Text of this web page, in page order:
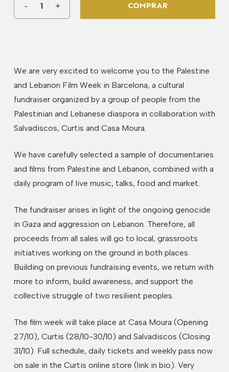
COMPRAR
We are very excited to welcome you to the Palestine
and Lebanon Film Week in Barcelona, a cultural
fundraiser organized by a group of people from the
Palestinian and Lebanese diaspora ​​in collaboration with
Salvadiscos, Curtis and Casa Moura.
We have carefully selected a sample of documentaries
and films from Palestine and Lebanon, combined with a
daily program of live music, talks, food and market.
The fundraiser arises in light of the ongoing genocide
in Gaza and aggression on Lebanon. Therefore, all
proceeds from all sales will go to local, grassroots
initiatives working on the ground in both places.
Building on previous fundraising events, we return with
more to inform, build awareness, and support the
collective struggle of two resilient peoples.
The film week will take place at Casa Moura (Opening
27/10), Curtis (28/10-30/10) and Salvadiscos (Closing
31/10). Full schedule, daily tickets and weekly pass now
on sale in the Curtis online store (link in bio). Very